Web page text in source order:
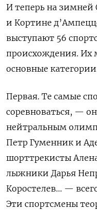
И теперь на
и Кортине
выступают 56
происхождения. Их
основные
Первая. Те самые
соревноваться, —
нейтральным
Петр Гуменник и
шорттрекисты
лыжники Дарья
Коростелев… —
Эти спортсмены